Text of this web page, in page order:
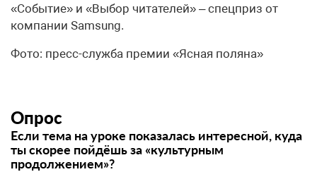
«Событие» и «Выбор читателей» – спецприз от
компании Samsung.
Фото: пресс-служба премии «Ясная поляна»
Опрос
Если тема на уроке показалась интересной, куда
ты скорее пойдёшь за «культурным
продолжением»?